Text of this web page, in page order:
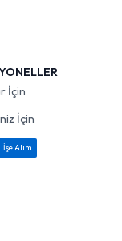
İçin
İçin
İşe Alım